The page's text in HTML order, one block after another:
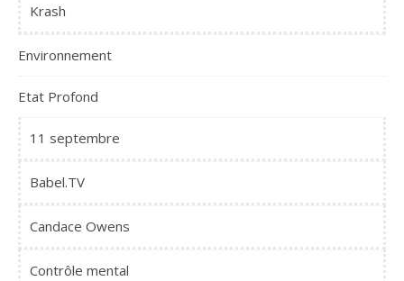
Krash
Environnement
Etat Profond
11 septembre
Babel.TV
Candace Owens
Contrôle mental